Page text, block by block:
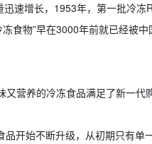
增长，1953年，第一批冷冻
食物”早在3000年前就已经被
营养的冷冻食品满足了新一代
开始不断升级，从初期只有单